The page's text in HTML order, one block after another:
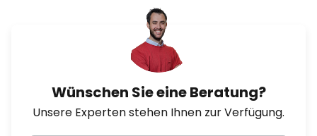
Wünschen Sie eine Beratung?
Unsere Experten stehen Ihnen zur Verfügung.